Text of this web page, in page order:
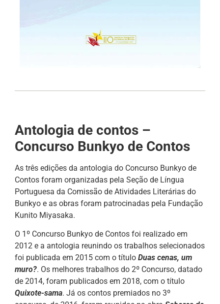
Antologia de contos –
Concurso Bunkyo de Contos
As três edições da antologia do Concurso Bunkyo de
Contos foram organizadas pela Seção de Língua
Portuguesa da Comissão de Atividades Literárias do
Bunkyo e as obras foram patrocinadas pela Fundação
Kunito Miyasaka.
O 1º Concurso Bunkyo de Contos foi realizado em
2012 e a antologia reunindo os trabalhos selecionados
foi publicada em 2015 com o título Duas cenas, um
muro?. Os melhores trabalhos do 2º Concurso, datado
de 2014, foram publicados em 2018, com o título
Quixote-sama. Já os contos premiados no 3º